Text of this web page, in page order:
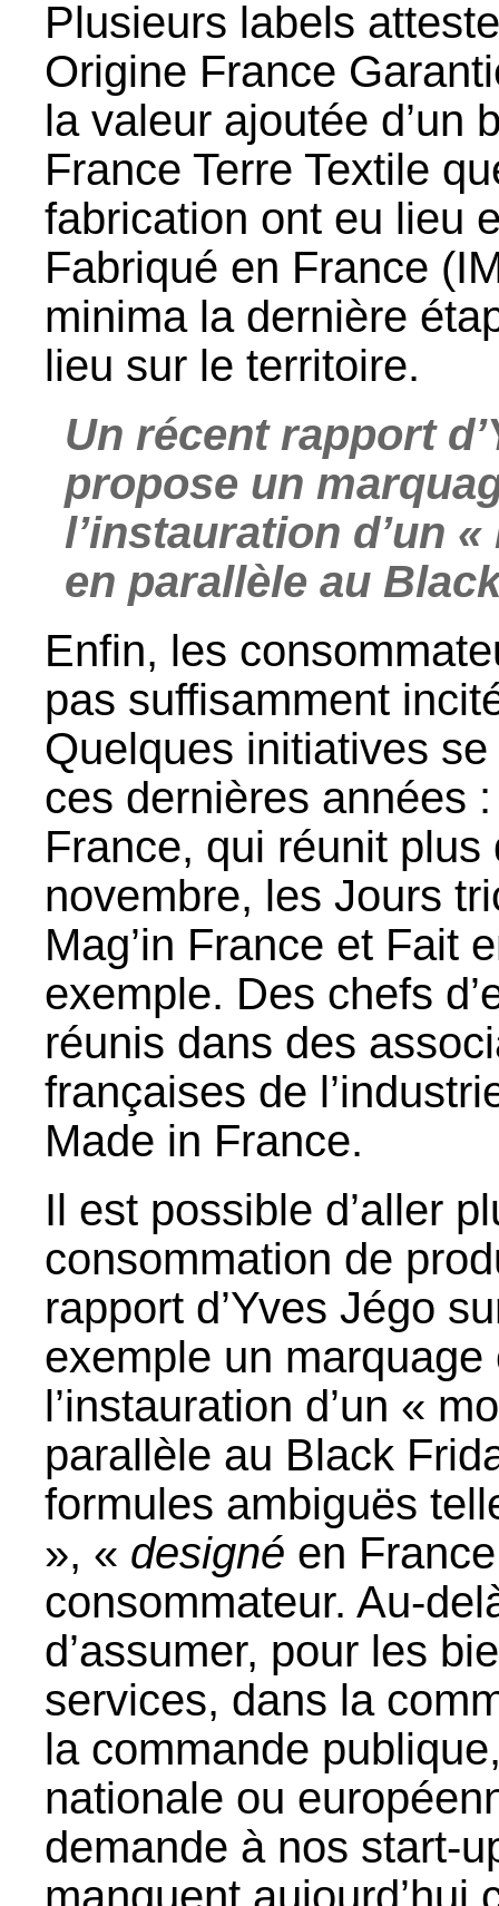
Plusieurs labels
Origine France
la valeur ajoutée d’un
France Terre Textile
fabrication ont eu lieu
Fabriqué en France
minima la dernière
lieu sur le territoire.
Un récent rapport
propose un
l’instauration d’un
en parallèle au
Enfin, les
pas suffisamment
Quelques initiatives
ces dernières années
France, qui réunit
novembre, les Jours
Mag’in France et Fait
exemple. Des chefs
réunis dans des
françaises de
Made in France.
Il est possible d’aller
consommation de
rapport d’Yves Jégo
exemple un marquage
l’instauration d’un «
parallèle au Black
formules ambiguës
», « designé en
consommateur. Au-
d’assumer, pour les
services, dans la
la commande
nationale ou
demande à nos start-
manquent